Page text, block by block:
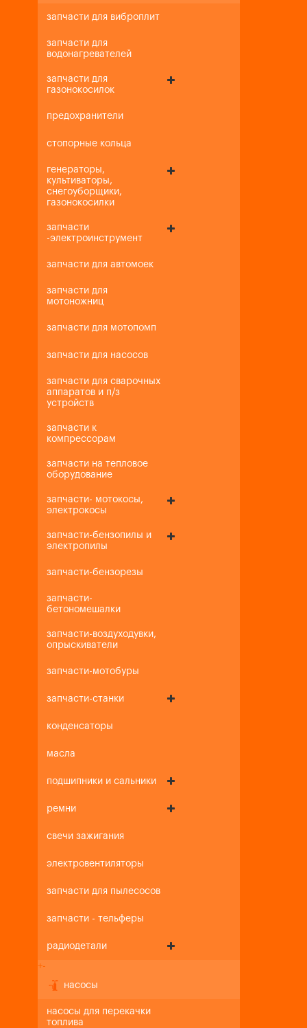
запчасти для виброплит
запчасти для
водонагревателей
запчасти для
газонокосилок
предохранители
стопорные кольца
генераторы,
культиваторы,
снегоуборщики,
газонокосилки
запчасти
-электроинструмент
запчасти для автомоек
запчасти для
мотоножниц
запчасти для мотопомп
запчасти для насосов
запчасти для сварочных
аппаратов и п/з
устройств
запчасти к
компрессорам
запчасти на тепловое
оборудование
запчасти- мотокосы,
электрокосы
запчасти-бензопилы и
электропилы
запчасти-бензорезы
запчасти-
бетономешалки
запчасти-воздуходувки,
опрыскиватели
запчасти-мотобуры
запчасти-станки
конденсаторы
масла
подшипники и сальники
ремни
свечи зажигания
электровентиляторы
запчасти для пылесосов
запчасти - тельферы
радиодетали
+-
насосы
насосы для перекачки
топлива